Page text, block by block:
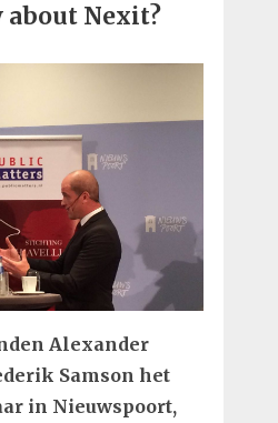
about Nexit?
Alexander
Samson het
in Nieuwspoort,